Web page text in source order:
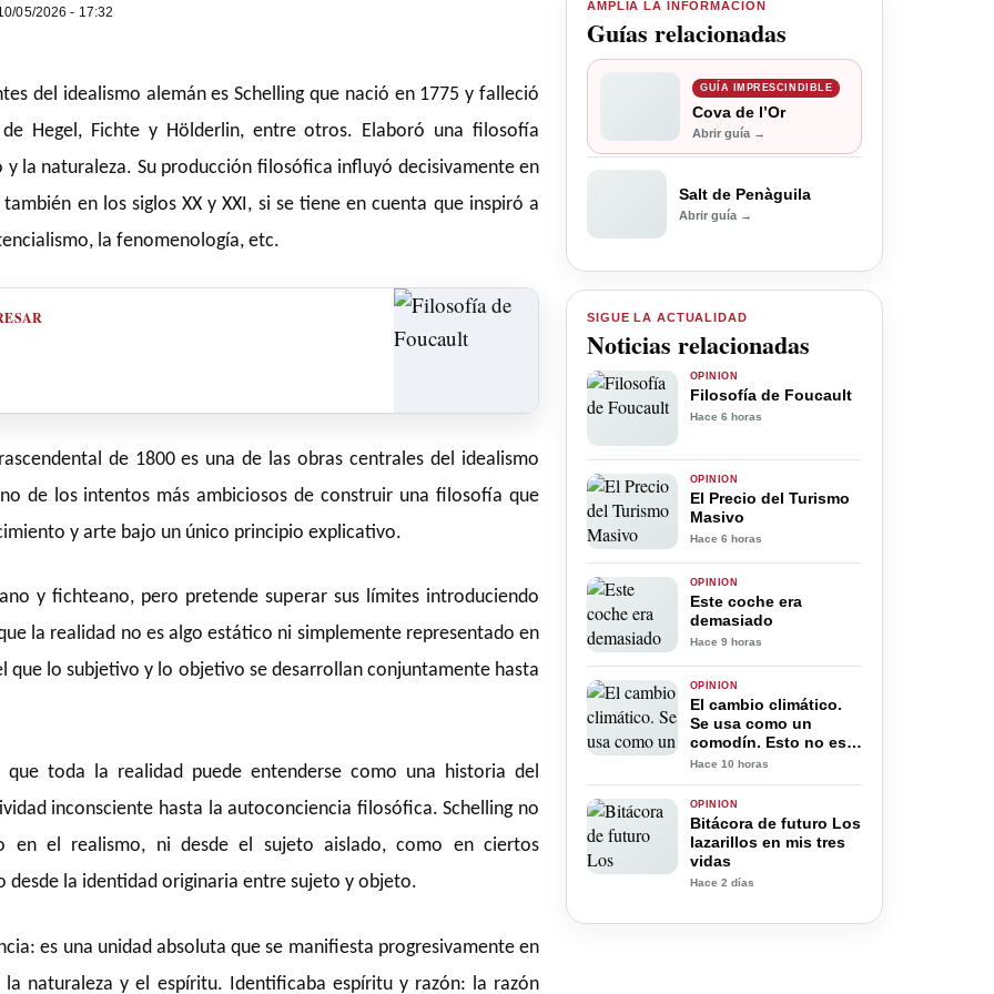
05/2026 - 17:32
del idealismo alemán es Schelling que nació en 1775 y falleció
Hegel, Fichte y Hölderlin, entre otros. Elaboró una filosofía
la naturaleza. Su producción filosófica influyó decisivamente en
en los siglos XX y XXI, si se tiene en cuenta que inspiró a
la fenomenología, etc.
de 1800 es una de las obras centrales del idealismo
de los intentos más ambiciosos de construir una filosofía que
y arte bajo un único principio explicativo.
y fichteano, pero pretende superar sus límites introduciendo
la realidad no es algo estático ni simplemente representado en
que lo subjetivo y lo objetivo se desarrollan conjuntamente hasta
toda la realidad puede entenderse como una historia del
inconsciente hasta la autoconciencia filosófica. Schelling no
en el realismo, ni desde el sujeto aislado, como en ciertos
desde la identidad originaria entre sujeto y objeto.
es una unidad absoluta que se manifiesta progresivamente en
la naturaleza y el espíritu. Identificaba espíritu y razón: la razón
AMPLÍA LA INFORMACIÓN
Guías relacionadas
GUÍA IMPRESCINDIBLE
Cova de l’Or
Abrir guía →
Salt de Penàguila
Abrir guía →
SIGUE LA ACTUALIDAD
Noticias relacionadas
OPINIÓN
Filosofía de Foucault
Hace 6 horas
OPINIÓN
El Precio del Turismo
Masivo
Hace 6 horas
OPINIÓN
Este coche era
demasiado
Hace 9 horas
OPINIÓN
El cambio climático.
Se usa como un
comodín. Esto no es
negacionismo.
Hace 10 horas
OPINIÓN
Bitácora de futuro Los
lazarillos en mis tres
vidas
Hace 2 días